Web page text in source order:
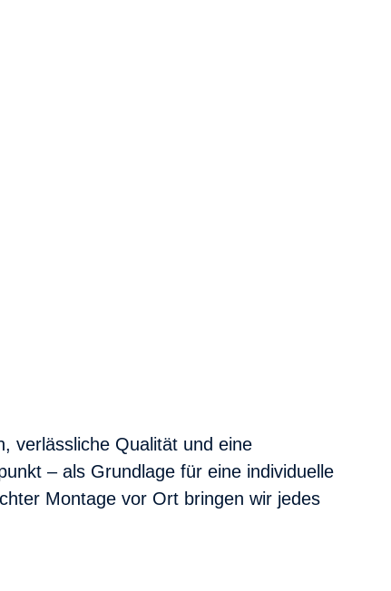
verlässliche Qualität und eine
– als Grundlage für eine individuelle
Montage vor Ort bringen wir jedes